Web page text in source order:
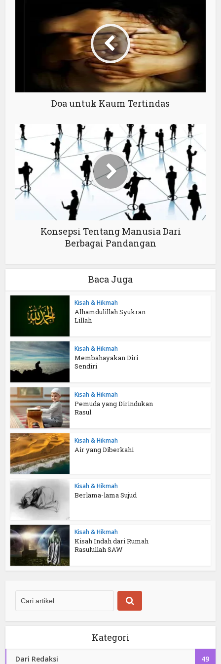
Doa untuk Kaum Tertindas
Konsepsi Tentang Manusia Dari
Berbagai Pandangan
Baca Juga
Kisah & Hikmah
Alhamdulillah Syukran
Lillah
Kisah & Hikmah
Membahayakan Diri
Sendiri
Kisah & Hikmah
Pemuda yang Dirindukan
Rasul
Kisah & Hikmah
Air yang Diberkahi
Kisah & Hikmah
Berlama-lama Sujud
Kisah & Hikmah
Kisah Indah dari Rumah
Rasulullah SAW
Kategori
Dari Redaksi 49